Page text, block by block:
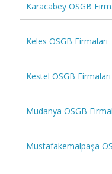
Karacabey OSGB
Keles OSGB Firmaları
Kestel OSGB Firmaları
Mudanya OSGB
Mustafakemalpaşa